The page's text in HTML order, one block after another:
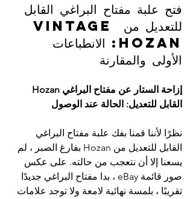
فتح علبة مفتاح البراغي القابل
للتعديل من Vintage
Hozan: الانطباعات
الأولى والمقارنة
القابل للتعديل: الحالة عند الوصول
نظرًا لأننا قمنا بفك علبة مفتاح البراغي
القابل للتعديل من Hozan بفارغ الصبر ، لم
يسعنا إلا أن نتعجب من حالته. على عكس
صور قائمة eBay ، بدا مفتاح البراغي جديدًا
تقريبًا ، بلمسة نهائية لامعة ولا توجد علامات